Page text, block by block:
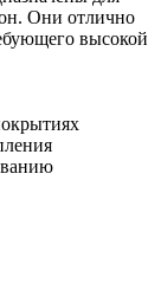
Они отлично
высокой